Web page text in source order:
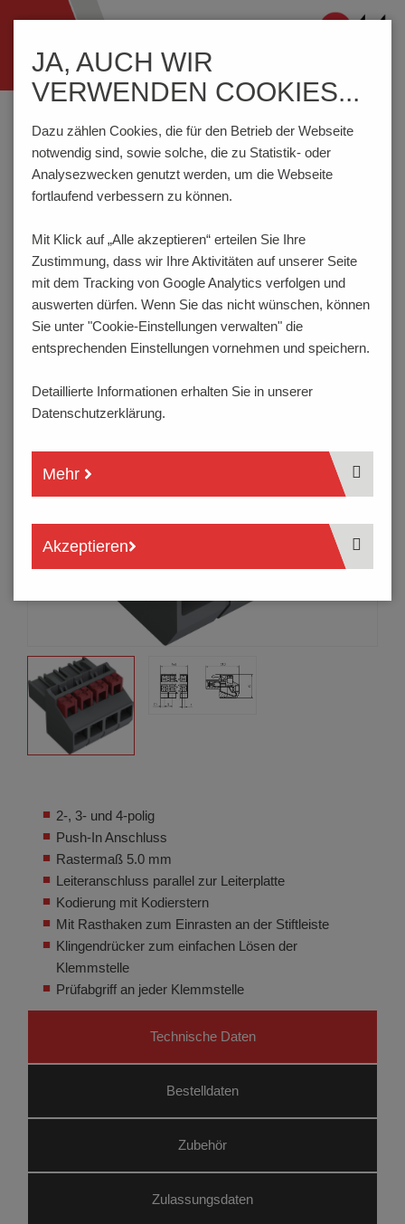
ein-/ausblenden
Home Komponenten
Anschlusstechnik
AK4952/..KD-5.0-BASALTGRAU
AK4952/..KD-5.0-
BASALTGRAU
NEU
2-, 3- und 4-polig
Push-In Anschluss
Rastermaß 5.0 mm
Leiteranschluss parallel zur Leiterplatte
Kodierung mit Kodierstern
Mit Rasthaken zum Einrasten an der Stiftleiste
Klingendrücker zum einfachen Lösen der
Klemmstelle
Prüfabgriff an jeder Klemmstelle
Technische Daten
Bestelldaten
Zubehör
Zulassungsdaten
JA, AUCH WIR
VERWENDEN COOKIES...
Dazu zählen Cookies, die für den Betrieb der Webseite
notwendig sind, sowie solche, die zu Statistik- oder
Analysezwecken genutzt werden, um die Webseite
fortlaufend verbessern zu können.
Mit Klick auf „Alle akzeptieren“ erteilen Sie Ihre
Zustimmung, dass wir Ihre Aktivitäten auf unserer Seite
mit dem Tracking von Google Analytics verfolgen und
auswerten dürfen. Wenn Sie das nicht wünschen, können
Sie unter "Cookie-Einstellungen verwalten" die
entsprechenden Einstellungen vornehmen und speichern.
Detaillierte Informationen erhalten Sie in unserer
Datenschutzerklärung.
Mehr
Akzeptieren